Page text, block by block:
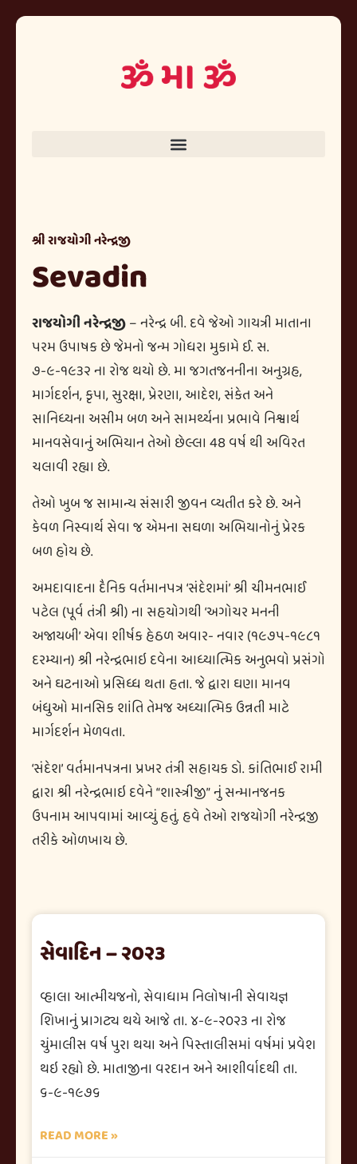
શ્રી રાજયોગી નરેન્દ્રજી
Sevadin
રાજયોગી નરેન્દ્રજી– નરેન્દ્ર બી. દવે જેઓ ગાયત્રી માતાના
પરમ ઉપાષક છે જેમનો જન્મ ગોધરા મુકામે ઈ. સ.
૭-૯-૧૯૩૨ ના રોજ થયો છે. મા જગતજનનીના અનુગ્રહ,
માર્ગદર્શન, કૃપા, સુરક્ષા, પ્રેરણા, આદેશ, સંકેત અને
સાનિધ્યના અસીમ બળ અને સામર્થ્યના પ્રભાવે નિશ્વાર્થ
માનવસેવાનું અભિયાન તેઓ છેલ્લા 48 વર્ષ થી અવિરત
ચલાવી રહ્યા છે.
તેઓ ખુબ જ સામાન્ય સંસારી જીવન વ્યતીત કરે છે. અને
કેવળ નિસ્વાર્થ સેવા જ એમના સઘળા અભિયાનોનું પ્રેરક
બળ હોય છે.
અમદાવાદના દૈનિક વર્તમાનપત્ર ‘સંદેશમાં’ શ્રી ચીમનભાઈ
પટેલ (પૂર્વ તંત્રી શ્રી) ના સહયોગથી ‘અગોચર મનની
અજાયબી’ એવા શીર્ષક હેઠળ અવાર- નવાર (૧૯૭૫-૧૯૮૧
દરમ્યાન) શ્રી નરેન્દ્રભાઇ દવેના આધ્યાત્મિક અનુભવો પ્રસંગો
અને ઘટનાઓ પ્રસિધ્ધ થતા હતા. જે દ્વારા ઘણા માનવ
બંધુઓ માનસિક શાંતિ તેમજ અધ્યાત્મિક ઉન્નતી માટે
માર્ગદર્શન મેળવતા.
‘સંદેશ’ વર્તમાનપત્રના પ્રખર તંત્રી સહાયક ડો. કાંતિભાઈ રામી
દ્વારા શ્રી નરેન્દ્રભાઇ દવેને “શાસ્ત્રીજી” નું સન્માનજનક
ઉપનામ આપવામાં આવ્યું હતું. હવે તેઓ રાજયોગી નરેન્દ્રજી
તરીકે ઓળખાય છે.
સેવાદિન – ૨૦૨૩
વ્હાલા આત્મીયજનો, સેવાધામ નિલોષાની સેવાયજ્ઞ
શિખાનું પ્રાગટ્ય થયે આજે તા. ૪-૯-૨૦૨૩ ના રોજ
ચુંમાલીસ વર્ષ પુરા થયા અને પિસ્તાલીસમાં વર્ષમાં પ્રવેશ
થઇ રહ્યો છે. માતાજીના વરદાન અને આશીર્વાદથી તા.
૬-૯-૧૯૭૬
READ MORE »